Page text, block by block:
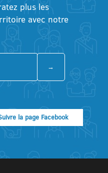
plus les
avec notre
la page Facebook